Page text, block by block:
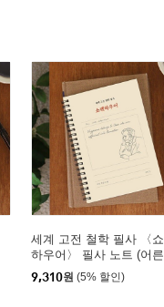
세계 고전 철학 필사 〈
하우어〉 필사 노트 (어
습지 ⑮)
9,310원 (5% 할인)